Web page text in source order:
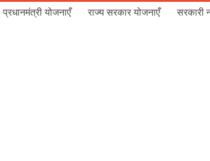
प्रधानमंत्री योजनाएँ राज्य सरकार योजनाएँ सरकारी